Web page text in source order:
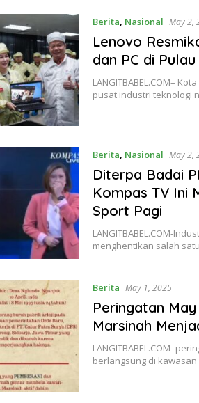
Berita, Nasional May 2,
Lenovo
dan PC di
LANGITBABEL.COM–
pusat industri teknologi
Berita, Nasional May 2,
Diterpa Badai
Kompas TV Ini
Sport Pagi
LANGITBABEL.COM-
menghentikan salah
Berita May 1, 2025
Peringatan
Marsinah
LANGITBABEL.COM-
berlangsung di